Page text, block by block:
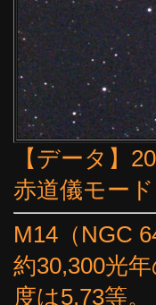
【データ】
赤道儀モー
M14（NGC
約30,300光
度は5.73等。